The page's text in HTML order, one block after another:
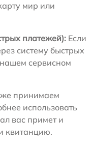
мир или
платежей): Если
систему быстрых
сервисном
принимаем
использовать
вас примет и
квитанцию.